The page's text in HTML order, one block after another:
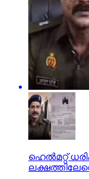
ഹെല്‍മറ്റ്